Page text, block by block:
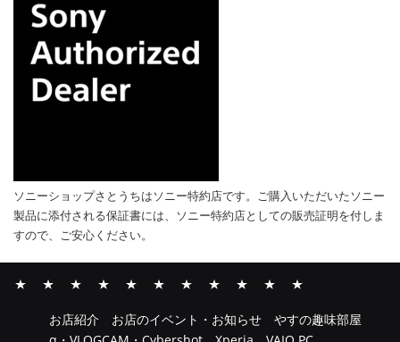
ソニーショップさとうちはソニー特約店です。ご購入いただいたソニー
製品に添付される保証書には、ソニー特約店としての販売証明を付しま
すので、ご安心ください。
店
す
VLOGCAM・
PC
ニ
ニ
の
ニ
お店紹介 お店のイベント・お知らせ
やすの趣味部屋